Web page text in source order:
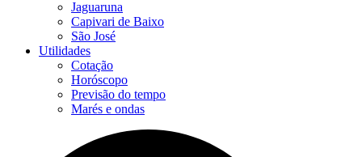
Jaguaruna
Capivari de Baixo
São José
Utilidades
Cotação
Horóscopo
Previsão do tempo
Marés e ondas